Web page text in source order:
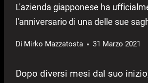
L'azienda giapponese ha
l'anniversario di una delle sue
Di Mirko Mazzatosta 31 Marzo 2021
Dopo diversi mesi dal suo